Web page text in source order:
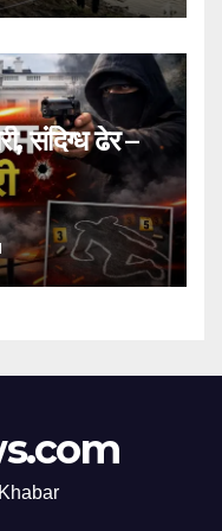
संदिग्ध ढेर –